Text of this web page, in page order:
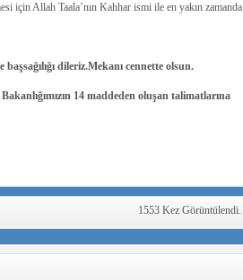
için Allah Taala’nın Kahhar ismi ile en yakın zamanda
dileriz.Mekanı cennette olsun.
14 maddeden oluşan talimatlarına
1553 Kez Görüntülendi.